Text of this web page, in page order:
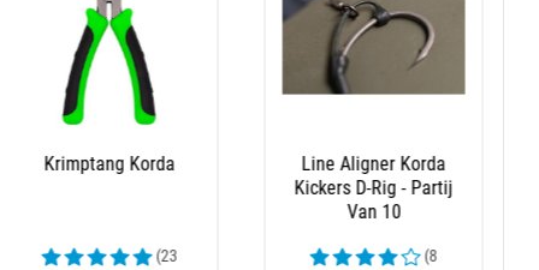
Lood Korda Shot On
Emilillon Korda Ptfe
Spinner Swivel